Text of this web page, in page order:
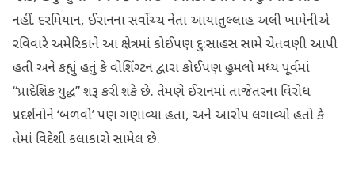
નહીં. દરમિયાન, ઈરાનના સર્વોચ્ચ નેતા આયાતુલ્લાહ અલી ખામેનીએ
રવિવારે અમેરિકાને આ ક્ષેત્રમાં કોઈપણ દુ:સાહસ સામે ચેતવણી આપી
હતી અને કહ્યું હતું કે વોશિંગ્ટન દ્વારા કોઈપણ હુમલો મધ્ય પૂર્વમાં
“પ્રાદેશિક યુદ્ધ” શરૂ કરી શકે છે. તેમણે ઈરાનમાં તાજેતરના વિરોધ
પ્રદર્શનોને ‘બળવો’ પણ ગણાવ્યા હતા, અને આરોપ લગાવ્યો હતો કે
તેમાં વિદેશી કલાકારો સામેલ છે.